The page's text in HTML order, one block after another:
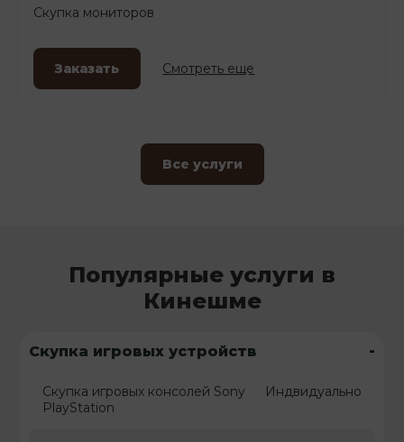
Скупка мониторов
Заказать Смотреть еще
Все услуги
Популярные услуги в
Кинешме
Скупка игровых устройств -
Скупка игровых консолей Sony
PlayStation
Индвидуально